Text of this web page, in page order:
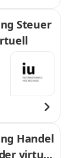
Steuer
Handel
virtuel